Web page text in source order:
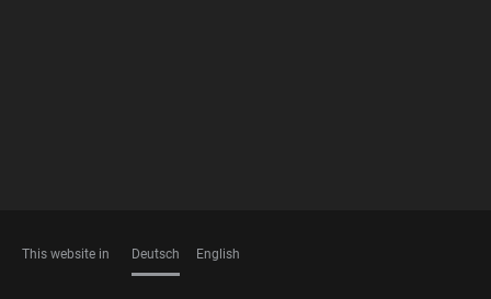
This website in Deutsch English